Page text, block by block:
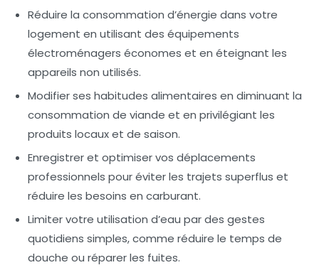
Réduire la consommation d’énergie dans votre
logement en utilisant des équipements
électroménagers économes et en éteignant les
appareils non utilisés.
Modifier ses habitudes alimentaires en diminuant la
consommation de viande et en privilégiant les
produits locauxet de saison.
Enregistrer et optimiser vos déplacements
professionnels pour éviter les trajets superflus et
réduire les besoins en carburant.
Limiter votre utilisation d’eau par des gestes
quotidiens simples, comme réduire le temps de
douche ou réparer les fuites.